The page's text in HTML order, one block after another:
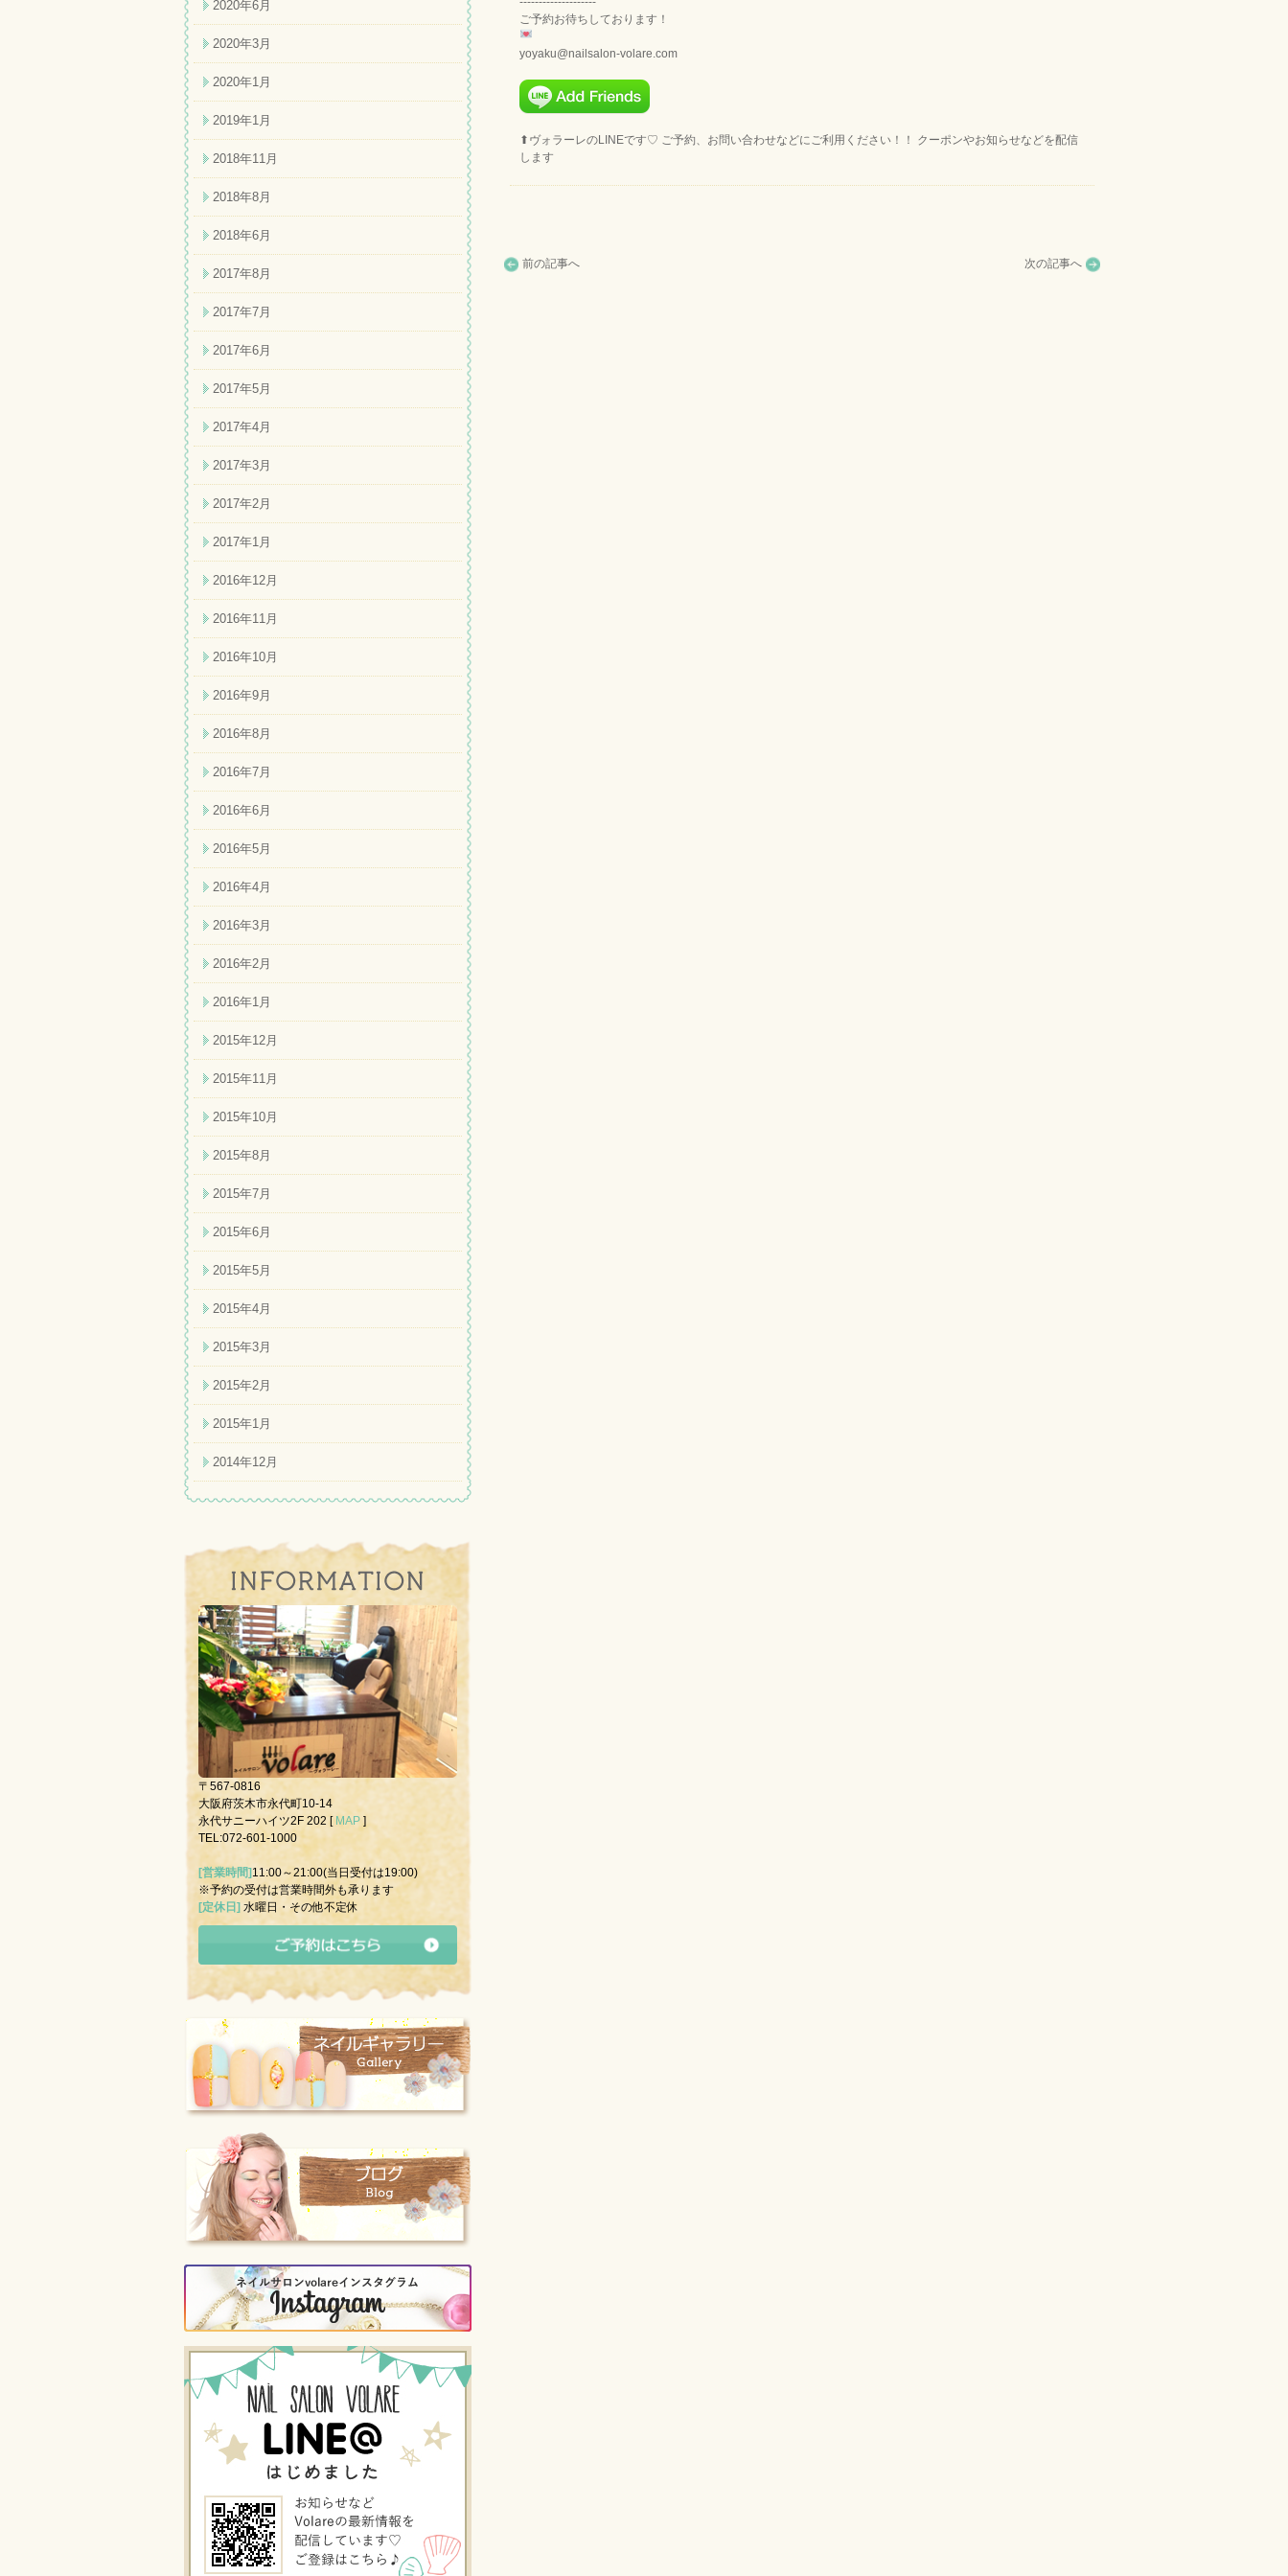
ご予約お待ちしております！
yoyaku@nailsalon-volare.com
⬆︎ヴォラーレのLINEです♡ ご予約、お問い合わせなどにご利用ください！！ クーポンやお知らせなどを配信
します
前の記事へ 次の記事へ
2020年6月
2020年3月
2020年1月
2019年1月
2018年11月
2018年8月
2018年6月
2017年8月
2017年7月
2017年6月
2017年5月
2017年4月
2017年3月
2017年2月
2017年1月
2016年12月
2016年11月
2016年10月
2016年9月
2016年8月
2016年7月
2016年6月
2016年5月
2016年4月
2016年3月
2016年2月
2016年1月
2015年12月
2015年11月
2015年10月
2015年8月
2015年7月
2015年6月
2015年5月
2015年4月
2015年3月
2015年2月
2015年1月
2014年12月
〒567-0816
大阪府茨木市永代町10-14
永代サニーハイツ2F 202 [ MAP ]
TEL:072-601-1000
[営業時間]11:00～21:00(当日受付は19:00)
※予約の受付は営業時間外も承ります
[定休日] 水曜日・その他不定休